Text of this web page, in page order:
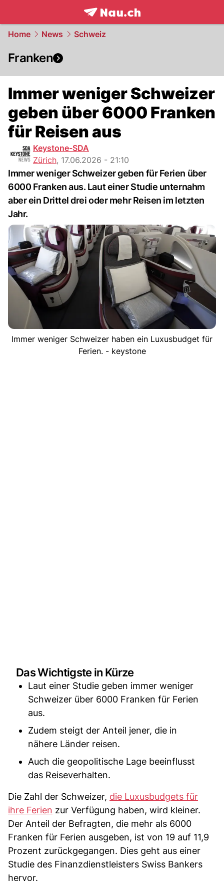
frontpage.NAU.ch
Home News Schweiz
Franken
Immer weniger Schweizer
geben über 6000 Franken
für Reisen aus
Keystone-SDA
Zürich, 17.06.2026 - 21:10
Immer weniger Schweizer geben für Ferien über
6000 Franken aus. Laut einer Studie unternahm
aber ein Drittel drei oder mehr Reisen im letzten
Jahr.
Immer weniger Schweizer haben ein Luxusbudget für
Ferien. - keystone
Das Wichtigste in Kürze
Laut einer Studie geben immer weniger
Schweizer über 6000 Franken für Ferien
aus.
Zudem steigt der Anteil jener, die in
nähere Länder reisen.
Auch die geopolitische Lage beeinflusst
das Reiseverhalten.
Die Zahl der Schweizer, die Luxusbudgets für
ihre Ferien zur Verfügung haben, wird kleiner.
Der Anteil der Befragten, die mehr als 6000
Franken für Ferien ausgeben, ist von 19 auf 11,9
Prozent zurückgegangen. Dies geht aus einer
Studie des Finanzdienstleisters Swiss Bankers
hervor.